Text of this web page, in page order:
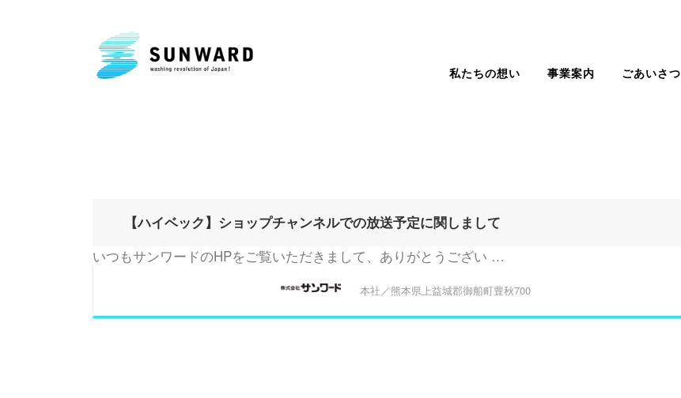
私たちの想い 事業案内 ごあいさつ
月:2021年3月
【ハイベック】ショップチャンネルでの放送予定に関しまして
いつもサンワードのHPをご覧いただきまして、ありがとうござい …
本社／熊本県上益城郡御船町豊秋700